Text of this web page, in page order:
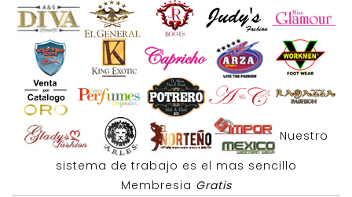
Nuestro
sistema de trabajo es el mas sencillo
Membresia Gratis